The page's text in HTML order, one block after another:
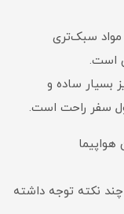
مواد سبک‌تری
است.
بسیار ساده و
سفر راحت است.
چند نکته توجه داشته